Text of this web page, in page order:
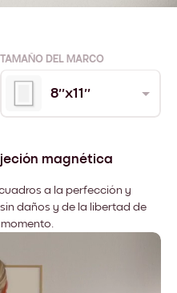
TAMAÑO DEL MARCO
8''x11''
magnética
a la perfección y
daños y de la libertad de